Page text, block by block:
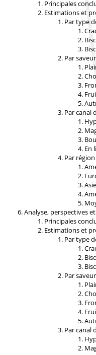
Principales
Estimations et
Par type
Par
Par canal
En
Par
Analyse, perspectives
Principales
Estimations et
Par type
Par
Par canal